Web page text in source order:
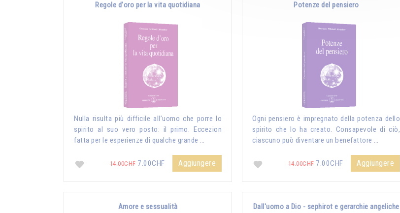
Regole d'oro per la vita quotidiana
Nulla risulta più difficile all’uomo che porre lo
spirito al suo vero posto: il primo. Eccezion
fatta per le esperienze di qualche grande …
14.00CHF7.00CHF Aggiungere
Potenze del pensiero
Ogni pensiero è impregnato della potenza dello
spirito che lo ha creato. Consapevole di ciò,
ciascuno può diventare un benefattore …
14.00CHF7.00CHF Aggiungere
Amore e sessualità Dall'uomo a Dio - sephirot e gerarchie angeliche